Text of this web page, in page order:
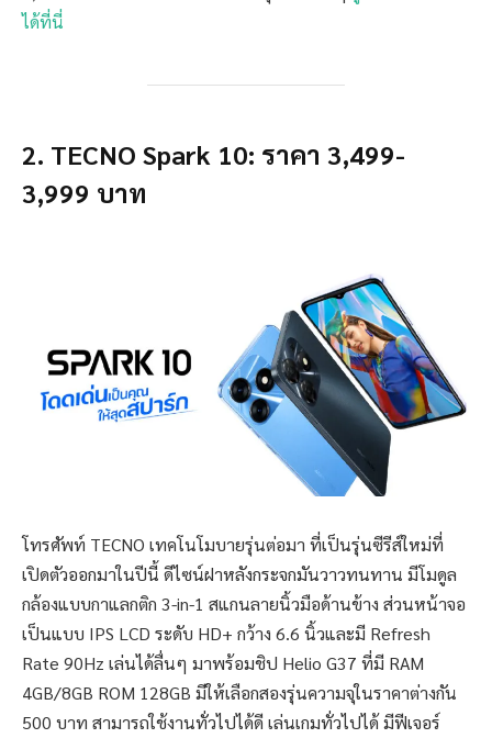
ได้ที่นี่
2. TECNO Spark 10: ราคา 3,499-
3,999 บาท
โทรศัพท์ TECNO เทคโนโมบายรุ่นต่อมา ที่เป็นรุ่นซีรีส์ใหม่ที่
เปิดตัวออกมาในปีนี้ ดีไซน์ฝาหลังกระจกมันวาวทนทาน มีโมดูล
กล้องแบบกาแลกติก 3-in-1 สแกนลายนิ้วมือด้านข้าง ส่วนหน้าจอ
เป็นแบบ IPS LCD ระดับ HD+ กว้าง 6.6 นิ้วและมี Refresh
Rate 90Hz เล่นได้ลื่นๆ มาพร้อมชิป Helio G37 ที่มี RAM
4GB/8GB ROM 128GB มีให้เลือกสองรุ่นความจุในราคาต่างกัน
500 บาท สามารถใช้งานทั่วไปได้ดี เล่นเกมทั่วไปได้ มีฟีเจอร์